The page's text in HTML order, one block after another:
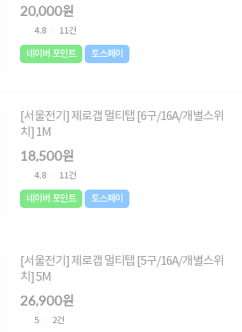
20,000원
4.8 11건
네이버 포인트 토스페이
[서울전기] 제로갭 멀티탭 [6구/16A/개별스위
치] 1M
18,500원
4.8 11건
네이버 포인트 토스페이
[서울전기] 제로갭 멀티탭 [5구/16A/개별스위
치] 5M
26,900원
5 2건